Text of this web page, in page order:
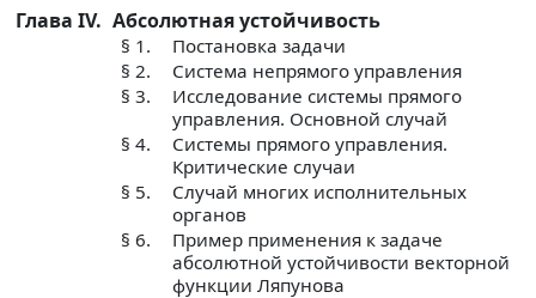
Глава IV. Абсолютная устойчивость
§ 1.
Постановка задачи
§ 2.
Система непрямого управления
§ 3.
Исследование системы прямого
управления. Основной случай
§ 4.
Системы прямого управления.
Критические случаи
§ 5.
Случай многих исполнительных
органов
§ 6.
Пример применения к задаче
абсолютной устойчивости векторной
функции Ляпунова